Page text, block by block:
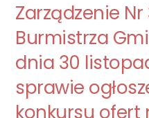
Zarządzenie
Burmistrza
dnia 30
sprawie
konkursu ofert